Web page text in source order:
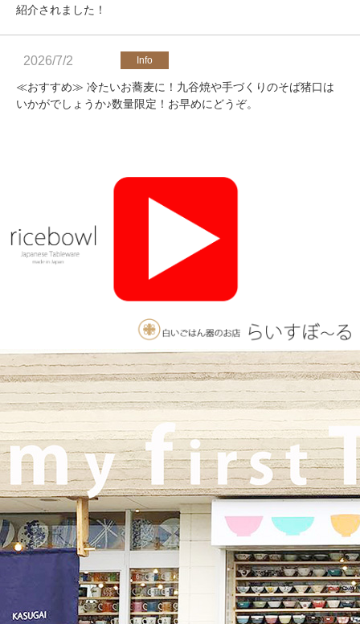
紹介されました！
2026/7/2
≪おすすめ≫ 冷たいお蕎麦に！九谷焼や手づくりのそば猪口は
いかがでしょうか♪数量限定！お早めにどうぞ。
≪軽井沢店営業のお知らせ≫ いつもご覧いただきありがとうご
ざいます。軽井沢店2026年オープンしました！新商品をたくさ
んご用意しております。みなさまのご来店をお待ちしております
♪
碗。実店舗でも手にとっていただけます♪海外発送も承っており
2025/10/26
≪軽井沢店営業のお知らせ≫ いつもご覧いただきありがとうご
ざいます。軽井沢店2026年はGW頃オープンとなります！ご期待
くださいませ！！ 2025年は11月3日（火）
までの営業となり
ます。
2025/9/26
≪テレビで紹介されました≫ 2025年9月26日 東海テレビ 『ニュ
ースONE』 ひとつに特化で差別化！「東海地方の専門店」コー
ナーで白いごはん器のお店 らいすぼーる 春日井店が紹介されま